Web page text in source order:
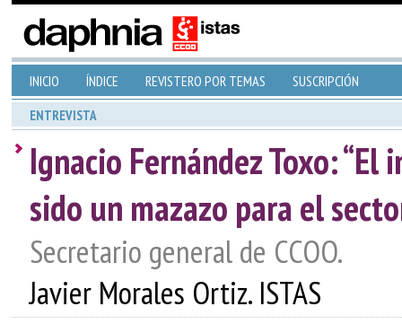
INICIO ÍNDICE REVISTERO POR TEMAS SUSCRIPCIÓN
ENTREVISTA
Ignacio Fernández Toxo:
sido un mazazo para el
Secretario general de CCOO.
Javier Morales Ortiz. ISTAS